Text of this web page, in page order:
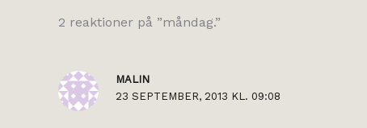
2 reaktioner på ”måndag.”
MALIN
23 SEPTEMBER, 2013 KL. 09:08